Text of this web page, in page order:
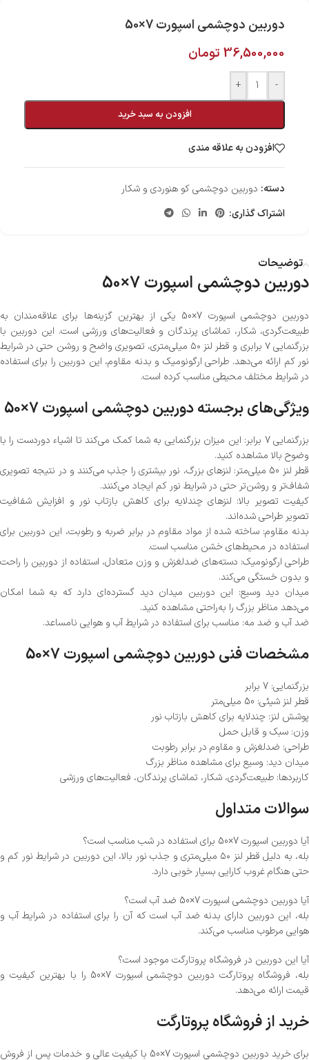
دوربین دوچشمی اسپورت 7×50
36,500,000 تومان
-
+
افزودن به سبد خرید
افزودن به علاقه مندی
دسته: دوربین دوچشمی کو هنوردی و شکار
اشتراک گذاری:
توضیحات
دوربین دوچشمی اسپورت 7×50
دوربین دوچشمی اسپورت 7×50 یکی از بهترین گزینه‌ها برای علاقه‌مندان به
طبیعت‌گردی، شکار، تماشای پرندگان و فعالیت‌های ورزشی است. این دوربین با
بزرگنمایی ۷ برابری و قطر لنز ۵۰ میلی‌متری، تصویری واضح و روشن حتی در شرایط
نور کم ارائه می‌دهد. طراحی ارگونومیک و بدنه مقاوم، این دوربین را برای استفاده
در شرایط مختلف محیطی مناسب کرده است.
ویژگی‌های برجسته دوربین دوچشمی اسپورت 7×50
بزرگنمایی 7 برابر: این میزان بزرگنمایی به شما کمک می‌کند تا اشیاء دوردست را با
وضوح بالا مشاهده کنید.
قطر لنز 50 میلی‌متر: لنزهای بزرگ، نور بیشتری را جذب می‌کنند و در نتیجه تصویری
شفاف‌تر و روشن‌تر حتی در شرایط نور کم ایجاد می‌کنند.
کیفیت تصویر بالا: لنزهای چندلایه برای کاهش بازتاب نور و افزایش شفافیت
تصویر طراحی شده‌اند.
بدنه مقاوم: ساخته شده از مواد مقاوم در برابر ضربه و رطوبت، این دوربین برای
استفاده در محیط‌های خشن مناسب است.
طراحی ارگونومیک: دسته‌های ضدلغزش و وزن متعادل، استفاده از دوربین را راحت
و بدون خستگی می‌کند.
میدان دید وسیع: این دوربین میدان دید گسترده‌ای دارد که به شما امکان
می‌دهد مناظر بزرگ را به‌راحتی مشاهده کنید.
ضد آب و ضد مه: مناسب برای استفاده در شرایط آب و هوایی نامساعد.
مشخصات فنی دوربین دوچشمی اسپورت 7×50
بزرگنمایی: 7 برابر
قطر لنز شیئی: 50 میلی‌متر
پوشش لنز: چندلایه برای کاهش بازتاب نور
وزن: سبک و قابل حمل
طراحی: ضدلغزش و مقاوم در برابر رطوبت
میدان دید: وسیع برای مشاهده مناظر بزرگ
کاربردها: طبیعت‌گردی، شکار، تماشای پرندگان، فعالیت‌های ورزشی
سوالات متداول
آیا دوربین اسپورت 7×50 برای استفاده در شب مناسب است؟
بله، به دلیل قطر لنز ۵۰ میلی‌متری و جذب نور بالا، این دوربین در شرایط نور کم و
حتی هنگام غروب کارایی بسیار خوبی دارد.
آیا دوربین دوچشمی اسپورت 7×50 ضد آب است؟
بله، این دوربین دارای بدنه ضد آب است که آن را برای استفاده در شرایط آب و
هوایی مرطوب مناسب می‌کند.
آیا این دوربین در فروشگاه پروتارگت موجود است؟
بله، فروشگاه پروتارگت دوربین دوچشمی اسپورت 7×50 را با بهترین کیفیت و
قیمت ارائه می‌دهد.
خرید از فروشگاه پروتارگت
برای خرید دوربین دوچشمی اسپورت 7×50 با کیفیت عالی و خدمات پس از فروش